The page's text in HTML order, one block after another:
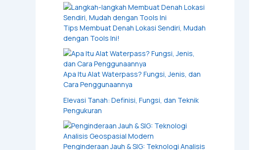
Tips Membuat Denah Lokasi Sendiri, Mudah
dengan Tools Ini!
Apa Itu Alat Waterpass? Fungsi, Jenis, dan
Cara Penggunaannya
Elevasi Tanah: Definisi, Fungsi, dan Teknik
Pengukuran
Penginderaan Jauh & SIG: Teknologi Analisis